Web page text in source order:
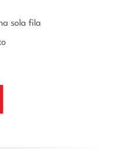
sola fila